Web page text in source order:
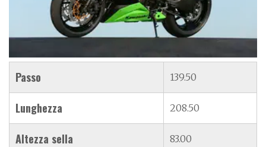
Passo 139.50
Lunghezza 208.50
Altezza sella 83.00